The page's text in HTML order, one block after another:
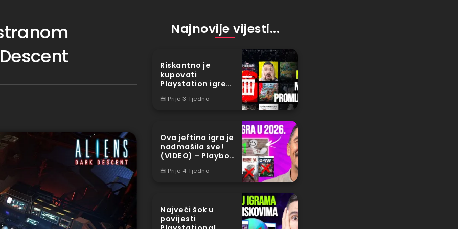
Najnovije vijesti...
Riskantno je
kupovati
Playstation igre
S03E44 (VIDEO)
Prije 3 Tjedna
Ova jeftina igra je
nadmašila sve!
(VIDEO) – Playbox
Prije 4 Tjedna
Najveći šok u
povijesti